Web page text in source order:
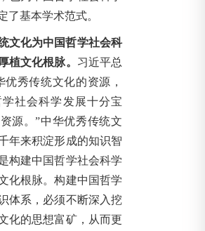
了基本学术范式。
文化为中国哲学社会科
植文化根脉。 习近平总
优秀传统文化的资源，
社会科学发展十分宝
源。”中华优秀传统文
年来积淀形成的知识智
构建中国哲学社会科学
化根脉。构建中国哲学
体系，必须不断深入挖
化的思想富矿，从而更